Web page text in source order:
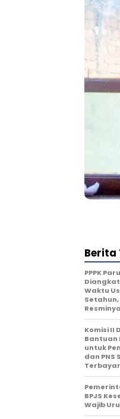
Berita
PPPK
Diangkat
Waktu
Resminya
Komisi II
Bantuan
untuk
dan PNS
Terbayar
BPJS
Wajib